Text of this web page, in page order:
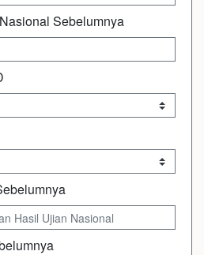
Sebelumnya